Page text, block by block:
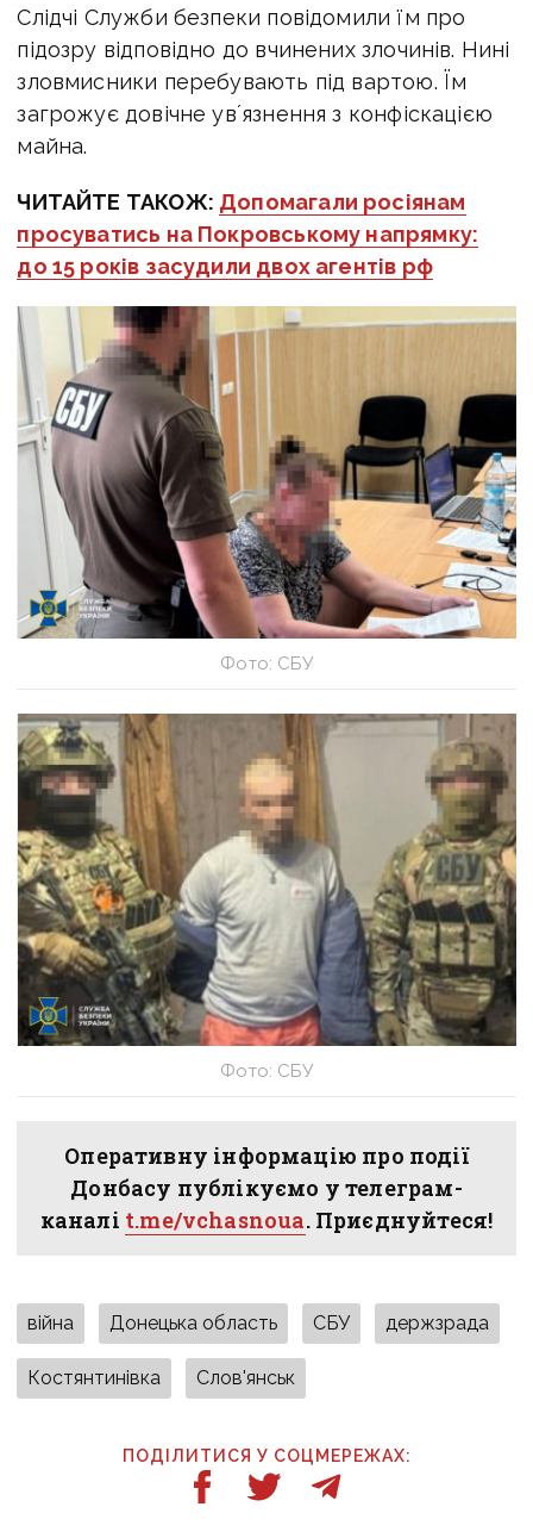
Слідчі Служби безпеки повідомили їм про
підозру відповідно до вчинених злочинів. Нині
зловмисники перебувають під вартою. Їм
загрожує довічне увʼязнення з конфіскацією
майна.
ЧИТАЙТЕ ТАКОЖ: Допомагали росіянам
просуватись на Покровському напрямку:
до 15 років засудили двох агентів рф
Фото: СБУ
Фото: СБУ
Оперативну інформацію про події
Донбасу публікуємо у телеграм-
каналі t.me/vchasnoua. Приєднуйтеся!
війна Донецька область СБУ держзрада
Костянтинівка Слов'янськ
ПОДІЛИТИСЯ У СОЦМЕРЕЖАХ: